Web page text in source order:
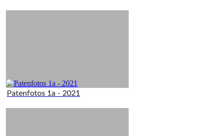
Patenfotos 1a - 2021